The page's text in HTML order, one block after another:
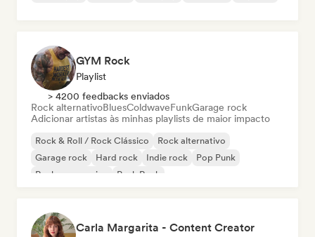
GYM Rock
Playlist
> 4200 feedbacks enviados
Rock alternativoBluesColdwaveFunkGarage rock
Adicionar artistas às minhas playlists de maior impacto
Rock & Roll / Rock Clássico
Rock alternativo
Garage rock
Hard rock Indie rock
Pop Punk
Rock progressivo
Punk Rock
Carla Margarita - Content Creator